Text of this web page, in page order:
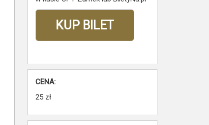
KUP BILET
CENA:
25 zł